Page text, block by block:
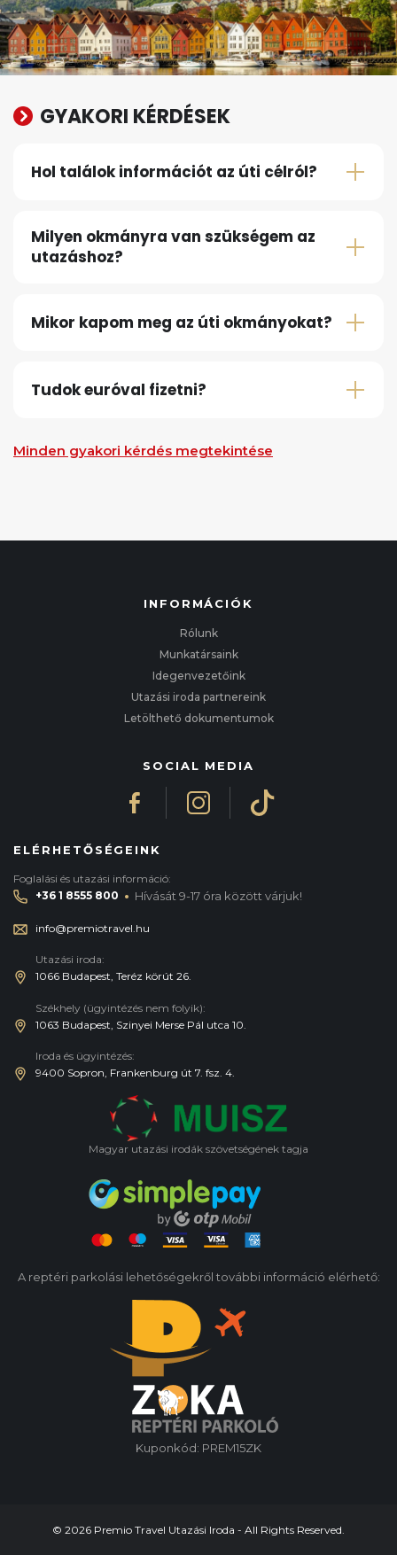
GYAKORI KÉRDÉSEK
Hol találok információt az úti célról?
Milyen okmányra van szükségem az
utazáshoz?
Mikor kapom meg az úti okmányokat?
Tudok euróval fizetni?
Minden gyakori kérdés megtekintése
INFORMÁCIÓK
Rólunk
Munkatársaink
Idegenvezetőink
Utazási iroda partnereink
Letölthető dokumentumok
SOCIAL MEDIA
ELÉRHETŐSÉGEINK
Foglalási és utazási információ:
+36 1 8555 800 · Hívását 9-17 óra között várjuk!
info@premiotravel.hu
Utazási iroda:
1066 Budapest, Teréz körút 26.
Székhely (ügyintézés nem folyik):
1063 Budapest, Szinyei Merse Pál utca 10.
Iroda és ügyintézés:
9400 Sopron, Frankenburg út 7. fsz. 4.
Magyar utazási irodák szövetségének tagja
A reptéri parkolási lehetőségekről további információ elérhető:
Kuponkód: PREM15ZK
© 2026 Premio Travel Utazási Iroda - All Rights Reserved.